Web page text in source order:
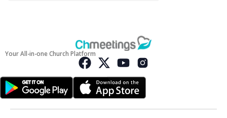
Your All-in-one Church Platform